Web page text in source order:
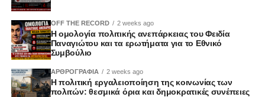
OFF THE RECORD 2 weeks ago
Η ομολογία πολιτικής ανεπάρκειας του Φειδία
Παναγιώτου και τα ερωτήματα για το Εθνικό
Συμβούλιο
ΑΡΘΡΟΓΡΑΦΙΑ 2 weeks ago
Η πολιτική εργαλειοποίηση της κοινωνίας των
πολιτών: θεσμικά όρια και δημοκρατικές συνέπειες